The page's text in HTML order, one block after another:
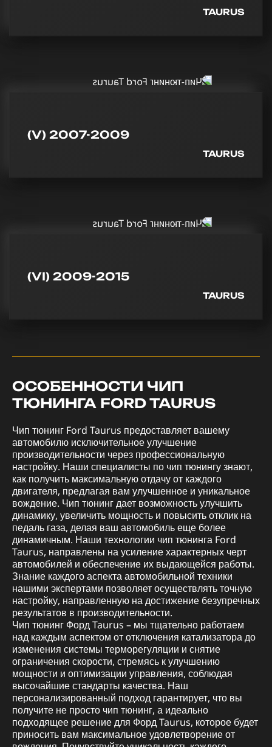
TAURUS
(V) 2007-2009
TAURUS
(VI) 2009-2015
TAURUS
ОСОБЕННОСТИ ЧИП
ТЮНИНГА FORD TAURUS
Чип тюнинг Ford Taurus предоставляет вашему
автомобилю исключительное улучшение
производительности через профессиональную
настройку. Наши специалисты по чип тюнингу знают,
как получить максимальную отдачу от каждого
двигателя, предлагая вам улучшенное и уникальное
вождение. Чип тюнинг дает возможность улучшить
динамику, увеличить мощность и повысить отклик на
педаль газа, делая ваш автомобиль еще более
динамичным. Наши технологии чип тюнинга Ford
Taurus, направлены на усиление характерных черт
автомобилей и обеспечение их выдающейся работы.
Знание каждого аспекта автомобильной техники
нашими экспертами позволяет осуществлять точную
настройку, направленную на достижение безупречных
результатов в производительности.
Чип тюнинг Форд Taurus – мы тщательно работаем
над каждым аспектом от отключения катализатора до
изменения системы терморегуляции и снятие
ограничения скорости, стремясь к улучшению
мощности и оптимизации управления, соблюдая
высочайшие стандарты качества. Наш
персонализированный подход гарантирует, что вы
получите не просто чип тюнинг, а идеально
подходящее решение для Форд Taurus, которое будет
приносить вам максимальное удовлетворение от